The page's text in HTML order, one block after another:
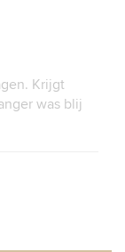
Krijgt
was blij